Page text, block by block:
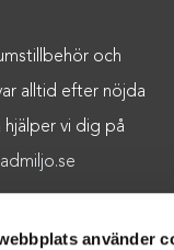
använder
och
alltid efter nöjda
hjälper vi dig på